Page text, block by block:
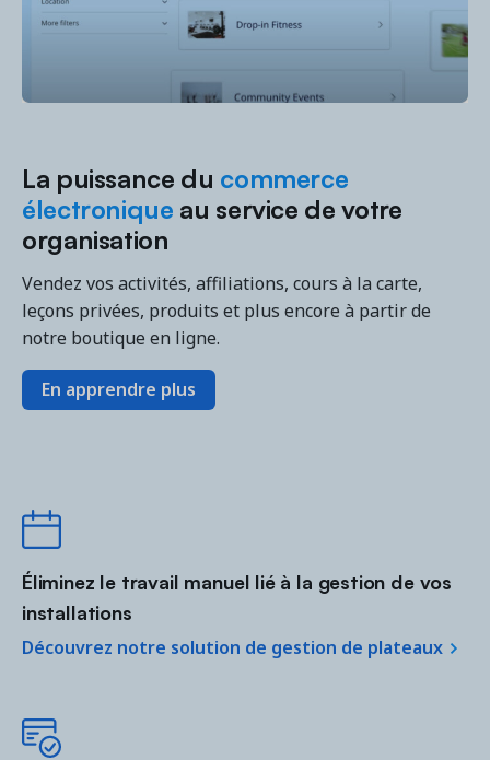
Demandez une démo
Étude de cas
Real Amilia customers. Inspiring stories.
La puissance du commerce
électronique au service de votre
organisation
Vendez vos activités, affiliations, cours à la carte,
leçons privées, produits et plus encore à partir de
notre boutique en ligne.
En apprendre plus
Éliminez le travail manuel lié à la gestion de vos
installations
Découvrez notre solution de gestion de plateaux